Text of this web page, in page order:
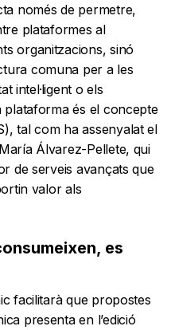
només de permetre,
plataformes al
organitzacions, sinó
comuna per a les
intel·ligent o els
plataforma és el concepte
tal com ha assenyalat el
Álvarez-Pellete, qui
de serveis avançats que
valor als
es
facilitarà que propostes
presenta en l’edició